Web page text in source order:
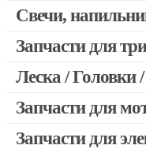
Свечи,
Запчасти для
Запчасти для
Запчасти для
Леска / Головки
Запчасти для
Запчасти для